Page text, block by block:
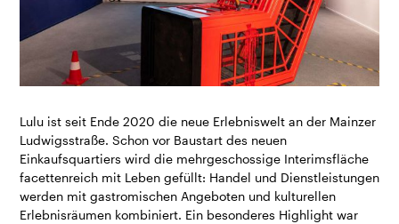
Lulu ist seit Ende 2020 die neue Erlebniswelt an der Mainzer
Ludwigsstraße. Schon vor Baustart des neuen
Einkaufsquartiers wird die mehrgeschossige Interimsfläche
facettenreich mit Leben gefüllt: Handel und Dienstleistungen
werden mit gastromischen Angeboten und kulturellen
Erlebnisräumen kombiniert. Ein besonderes Highlight war